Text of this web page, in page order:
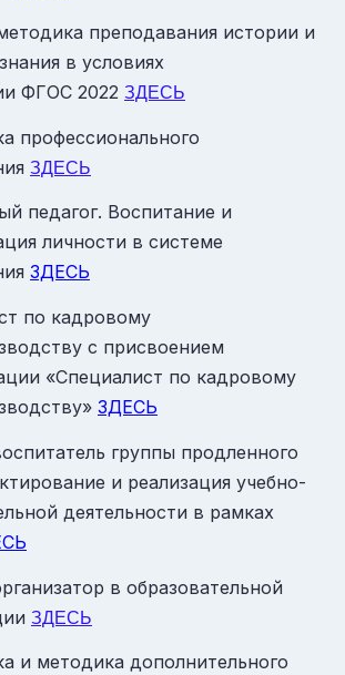
преподавания истории и
в условиях
ФГОС 2022 ЗДЕСЬ
профессионального
ЗДЕСЬ
педагог. Воспитание и
личности в системе
ЗДЕСЬ
по кадровому
с присвоением
«Специалист по кадровому
ЗДЕСЬ
группы продленного
и реализация учебно-
деятельности в рамках
в образовательной
ЗДЕСЬ
и методика дополнительного